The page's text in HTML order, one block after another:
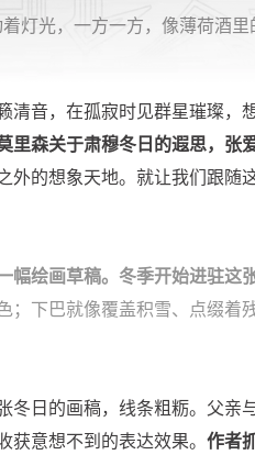
灯光，一方一方，像薄荷酒里
清音，在孤寂时见群星璀璨，
里森关于肃穆冬日的遐思，
外的想象天地。就让我们跟随
幅绘画草稿。冬季开始进驻这
；下巴就像覆盖积雪、点缀着
冬日的画稿，线条粗粝。父亲
获意想不到的表达效果。 作者